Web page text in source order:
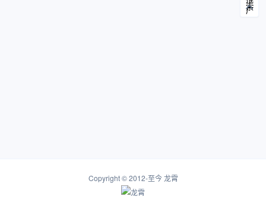
Copyright © 2012-至今龙霄